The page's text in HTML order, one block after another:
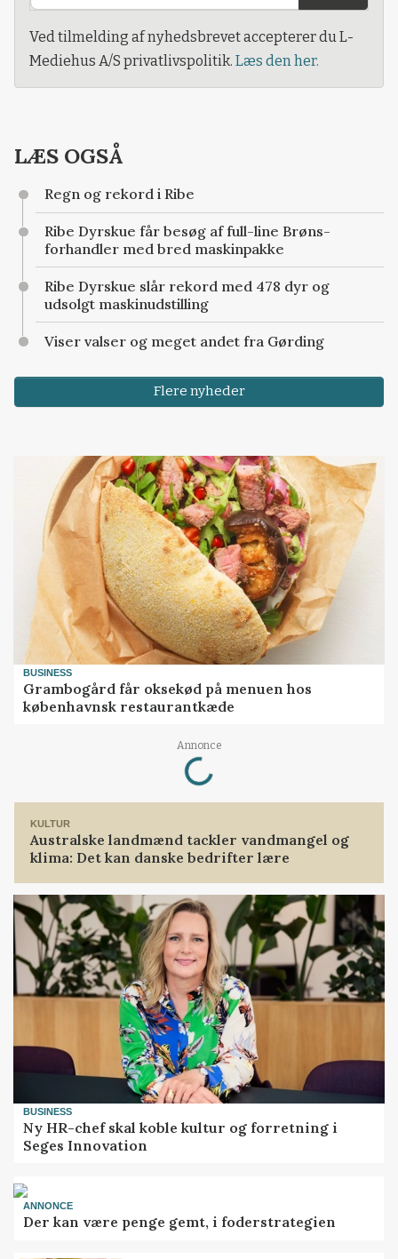
Ved tilmelding af nyhedsbrevet accepterer du L-
Mediehus A/S privatlivspolitik. Læs den her.
LÆS OGSÅ
Regn og rekord i Ribe
Ribe Dyrskue får besøg af full-line Brøns-
forhandler med bred maskinpakke
Ribe Dyrskue slår rekord med 478 dyr og
udsolgt maskinudstilling
Viser valser og meget andet fra Gørding
Flere nyheder
BUSINESS
Grambogård får oksekød på menuen hos
københavnsk restaurantkæde
Annonce
Loading...
KULTUR
Australske landmænd tackler vandmangel og
klima: Det kan danske bedrifter lære
BUSINESS
Ny HR-chef skal koble kultur og forretning i
Seges Innovation
ANNONCE
Der kan være penge gemt, i foderstrategien